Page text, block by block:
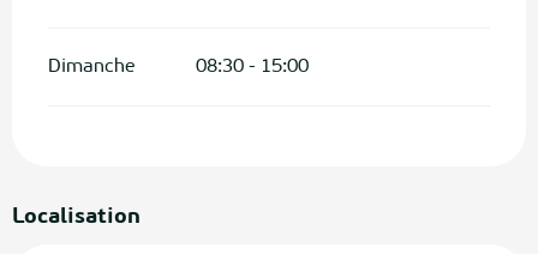
Dimanche 08:30 - 15:00
Localisation